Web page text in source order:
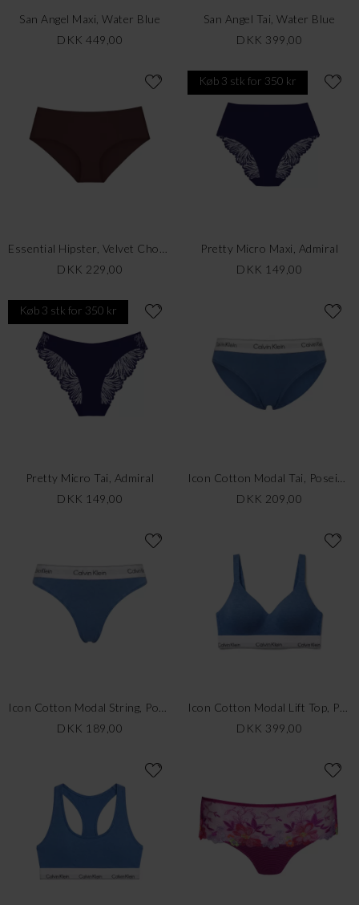
San Angel Maxi, Water Blue
DKK 449,00
San Angel Tai, Water Blue
DKK 399,00
DKK 229,00
Køb 3 stk for 350 kr
Pretty Micro Maxi, Admiral
DKK 149,00
Køb 3 stk for 350 kr
Pretty Micro Tai, Admiral
DKK 149,00
DKK 209,00
DKK 189,00
DKK 399,00